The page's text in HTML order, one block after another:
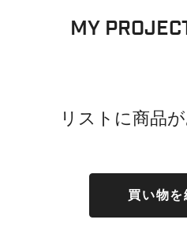
MY
リストに商品
買い物を